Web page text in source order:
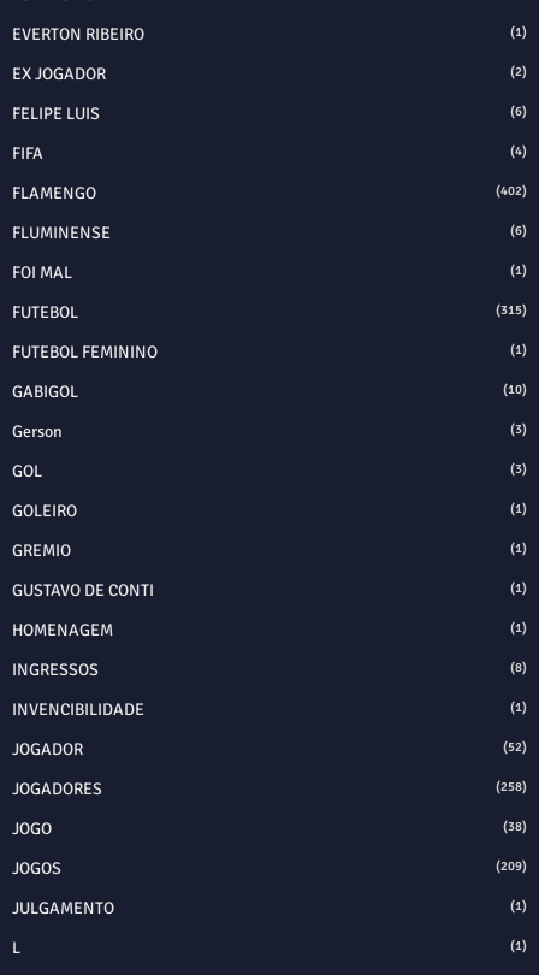
EVERTON RIBEIRO
(1)
EX JOGADOR (2)
FELIPE LUIS (6)
FIFA (4)
FLAMENGO (402)
FLUMINENSE (6)
FOI MAL (1)
FUTEBOL (315)
FUTEBOL FEMININO (1)
GABIGOL (10)
Gerson (3)
GOL (3)
GOLEIRO (1)
GREMIO (1)
GUSTAVO DE CONTI (1)
HOMENAGEM (1)
INGRESSOS (8)
INVENCIBILIDADE (1)
JOGADOR (52)
JOGADORES (258)
JOGO (38)
JOGOS (209)
JULGAMENTO (1)
L (1)